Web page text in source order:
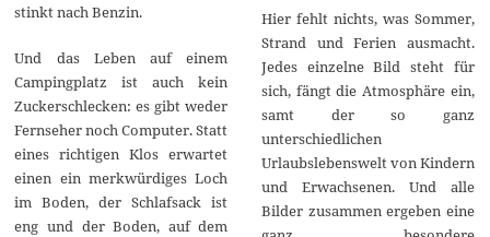
stinkt nach Benzin.
Und das Leben auf einem
Campingplatz ist auch kein
Zuckerschlecken: es gibt weder
Fernseher noch Computer. Statt
eines richtigen Klos erwartet
einen ein merkwürdiges Loch
im Boden, der Schlafsack ist
eng und der Boden, auf dem
Hier fehlt nichts, was Sommer,
Strand und Ferien ausmacht.
Jedes einzelne Bild steht für
sich, fängt die Atmosphäre ein,
samt der so ganz
unterschiedlichen
Urlaubslebenswelt von Kindern
und Erwachsenen. Und alle
Bilder zusammen ergeben eine